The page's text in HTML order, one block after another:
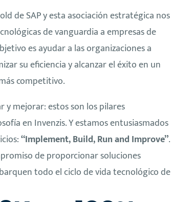
de SAP y esta asociación estratégica nos
de vanguardia a empresas de
es ayudar a las organizaciones a
su eficiencia y alcanzar el éxito en un
competitivo.
mejorar: estos son los pilares
en Invenzis. Y estamos entusiasmados
“Implement, Build, Run and Improve”.
de proporcionar soluciones
todo el ciclo de vida tecnológico de